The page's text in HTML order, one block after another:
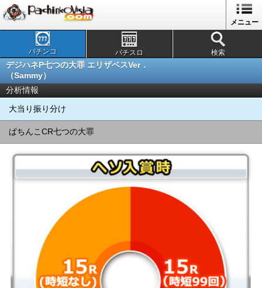
メニュー
パチンコ パチスロ 検索
デジハネP七つの大罪 エリザベスVer．
（Sammy）
分析情報
大当り振り分け
ぱちんこCR七つの大罪